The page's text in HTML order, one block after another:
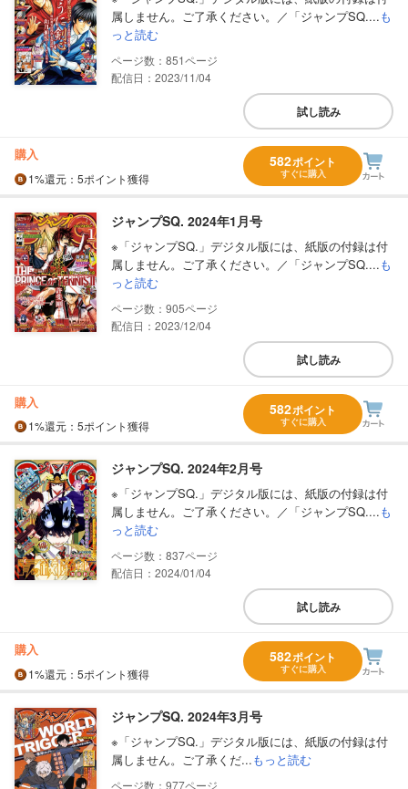
属しません。ご了承ください。／「ジャンプSQ....も
っと読む
851
配信日：2023/11/04
試し読み
購入
1%還元 ：5ポイント獲得
582ポイント
すぐに購入
ジャンプSQ. 2024年1月号
※「ジャンプSQ.」デジタル版には、紙版の付録は付
属しません。ご了承ください。／「ジャンプSQ....も
っと読む
905
配信日：2023/12/04
試し読み
購入
1%還元 ：5ポイント獲得
582ポイント
すぐに購入
ジャンプSQ. 2024年2月号
※「ジャンプSQ.」デジタル版には、紙版の付録は付
属しません。ご了承ください。／「ジャンプSQ....も
っと読む
837
配信日：2024/01/04
試し読み
購入
1%還元 ：5ポイント獲得
582ポイント
すぐに購入
ジャンプSQ. 2024年3月号
※「ジャンプSQ.」デジタル版には、紙版の付録は付
属しません。ご了承くだ...もっと読む
977